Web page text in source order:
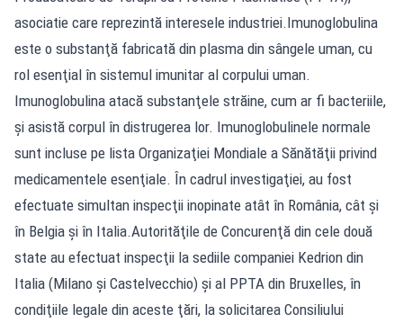
asociatie care reprezintă interesele industriei.Imunoglobulina
este o substanţă fabricată din plasma din sângele uman, cu
rol esenţial în sistemul imunitar al corpului uman.
Imunoglobulina atacă substanţele străine, cum ar fi bacteriile,
şi asistă corpul în distrugerea lor. Imunoglobulinele normale
sunt incluse pe lista Organizaţiei Mondiale a Sănătăţii privind
medicamentele esenţiale. În cadrul investigaţiei, au fost
efectuate simultan inspecţii inopinate atât în România, cât şi
în Belgia şi în Italia.Autorităţile de Concurenţă din cele două
state au efectuat inspecţii la sediile companiei Kedrion din
Italia (Milano şi Castelvecchio) şi al PPTA din Bruxelles, în
condiţiile legale din aceste ţări, la solicitarea Consiliului